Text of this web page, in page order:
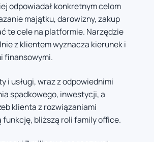
odpowiadał konkretnym celom
majątku, darowizny, zakup
te cele na platformie. Narzędzie
z klientem wyznacza kierunek i
finansowymi.
i usługi, wraz z odpowiednimi
spadkowego, inwestycji, a
klienta z rozwiązaniami
funkcję, bliższą roli family office.